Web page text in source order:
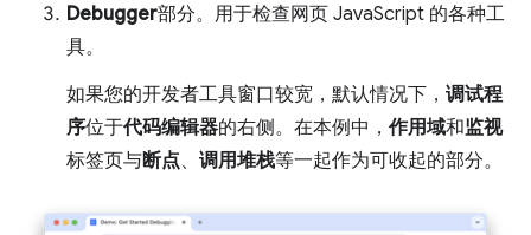
Debugger部分。用于检查网页 JavaScript 的各种工
具。
如果您的开发者工具窗口较宽，默认情况下， 调试程
序位于代码编辑器的右侧。在本例中， 作用域和监视
标签页与断点、 调用堆栈等一起作为可收起的部分。